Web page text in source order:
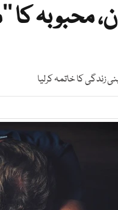
محبوبہ کا